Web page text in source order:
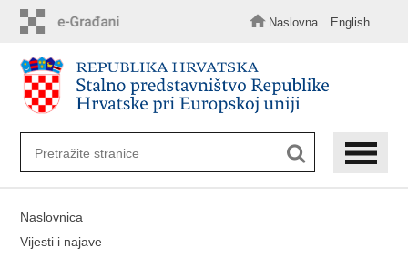
sadržaj
Naslovna English
Naslovnica
Vijesti i najave